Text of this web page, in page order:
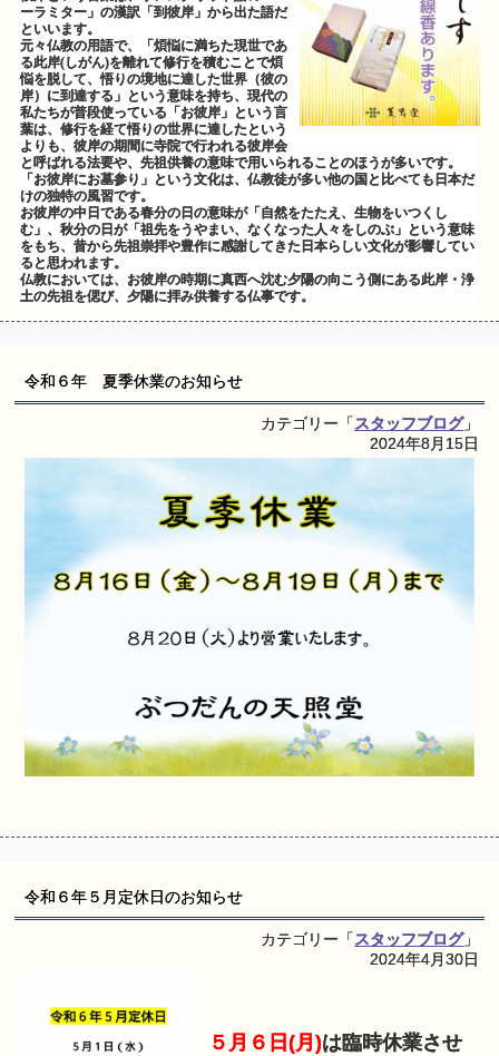
ーラミター」の漢訳「到彼岸」から出た語だ
といいます。
元々仏教の用語で、「煩悩に満ちた現世であ
る此岸(しがん)を離れて修行を積むことで煩
悩を脱して、悟りの境地に達した世界（彼の
岸）に到達する」という意味を持ち、現代の
私たちが普段使っている「お彼岸」という言
葉は、修行を経て悟りの世界に達したという
よりも、彼岸の期間に寺院で行われる彼岸会
と呼ばれる法要や、先祖供養の意味で用いられることのほうが多いです。
「お彼岸にお墓参り」という文化は、仏教徒が多い他の国と比べても日本だ
けの独特の風習です。
お彼岸の中日である春分の日の意味が「自然をたたえ、生物をいつくし
む」、秋分の日が「祖先をうやまい、なくなった人々をしのぶ」という意味
をもち、昔から先祖崇拝や豊作に感謝してきた日本らしい文化が影響してい
ると思われます。
仏教においては、お彼岸の時期に真西へ沈む夕陽の向こう側にある此岸・浄
土の先祖を偲び、夕陽に拝み供養する仏事です。
令和６年 夏季休業のお知らせ
カテゴリー「スタッフブログ」
2024年8月15日
令和６年５月定休日のお知らせ
カテゴリー「スタッフブログ」
2024年4月30日
５月６日(月)は臨時休業させ